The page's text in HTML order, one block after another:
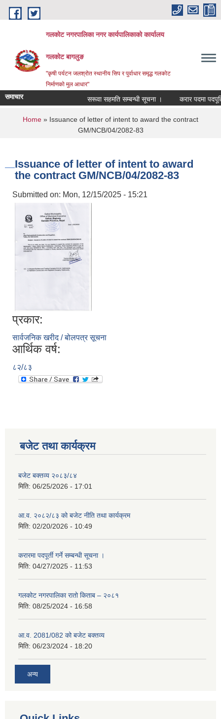
Skip to main content
गलकोट नगरपालिका नगर कार्यपालिकाको कार्यालय
गलकोट बागलुङ
"कृषी पर्यटन जलश्रोत स्थानीय सिप र पुर्वाधार समृद्ध गलकोट
निर्माणको मुल आधार"
समाचार सरूवा सहमति सम्बन्धी सूचना । करार पदमा
You are here
Home » Issuance of letter of intent to award the contract
GM/NCB/04/2082-83
Issuance of letter of intent to award
the contract GM/NCB/04/2082-83
Submitted on: Mon, 12/15/2025 - 15:21
प्रकार:
सार्वजनिक खरीद / बोलपत्र सूचना
आर्थिक वर्ष:
८२/८३
बजेट तथा कार्यक्रम
बजेट बक्तव्य २०८३/८४
मिति: 06/25/2026 - 17:01
आ.व. २०८२/८३ को बजेट नीति तथा कार्यक्रम
मिति: 02/20/2026 - 10:49
करारमा पदपूर्ती गर्ने सम्बन्धी सूचना ।
मिति: 04/27/2025 - 11:53
गलकोट नगरपालिका रातो किताब – २०८१
मिति: 08/25/2024 - 16:58
आ.व. 2081/082 को बजेट बक्तव्य
मिति: 06/23/2024 - 18:20
अन्य